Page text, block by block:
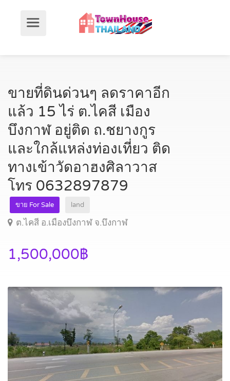
ขายที่ดินด่วนๆ ลดราคาอีก
แล้ว 15 ไร่ ต.ไคสี เมือง
บึงกาฬ อยู่ติด ถ.ชยางกูร
และใกล้แหล่งท่องเที่ยว ติด
ทางเข้าวัดอาฮงศิลาวาส
โทร 0632897879
ขาย For Sale land
ต.ไคสี อ.เมืองบึงกาฬ จ.บึงกาฬ
1,500,000฿